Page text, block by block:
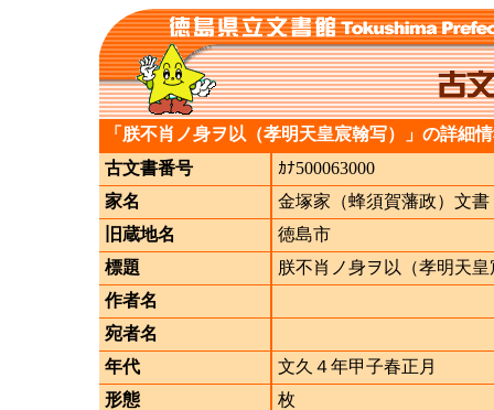
「朕不肖ノ身ヲ以（孝明天皇宸翰写）」の詳細
古文書番号
ｶﾅ500063000
家名
金塚家（蜂須賀藩政）文書
旧蔵地名
徳島市
標題
朕不肖ノ身ヲ以（孝明天
作者名
宛者名
年代
文久４年甲子春正月
形態
枚